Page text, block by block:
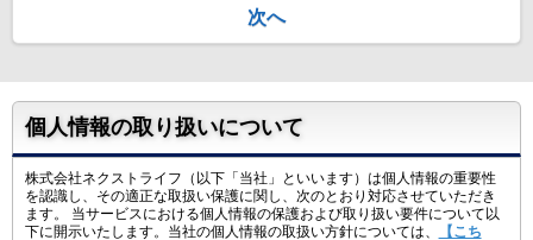
次へ
個人情報の取り扱いについて
株式会社ネクストライフ（以下「当社」といいます）は個人情報の重要性
を認識し、その適正な取扱い保護に関し、次のとおり対応させていただき
ます。 当サービスにおける個人情報の保護および取り扱い要件について以
下に開示いたします。当社の個人情報の取扱い方針については、
【こち